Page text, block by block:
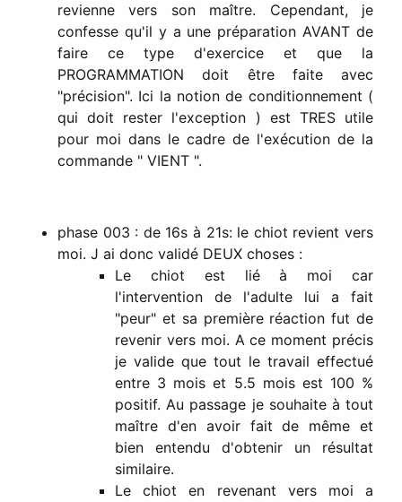
revienne vers son maître. Cependant, je
confesse qu'il y a une préparation AVANT de
faire ce type d'exercice et que la
PROGRAMMATION doit être faite avec
"précision". Ici la notion de conditionnement (
qui doit rester l'exception ) est TRES utile
pour moi dans le cadre de l'exécution de la
commande " VIENT ".
phase 003 : de 16s à 21s: le chiot revient vers
moi. J ai donc validé DEUX choses :
Le chiot est lié à moi car
l'intervention de l'adulte lui a fait
"peur" et sa première réaction fut de
revenir vers moi. A ce moment précis
je valide que tout le travail effectué
entre 3 mois et 5.5 mois est 100 %
positif. Au passage je souhaite à tout
maître d'en avoir fait de même et
bien entendu d'obtenir un résultat
similaire.
Le chiot en revenant vers moi a